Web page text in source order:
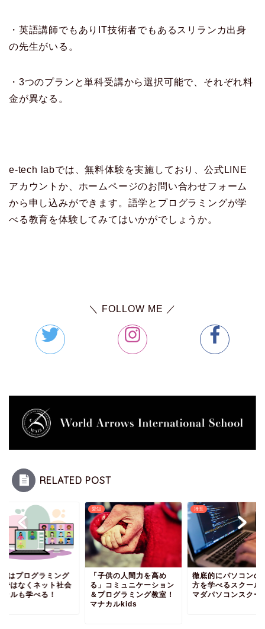
・英語講師でもありIT技術者でもあるスリランカ出身
の先生がいる。
・3つのプランと単科受講から選択可能で、それぞれ料
金が異なる。
e-tech labでは、無料体験を実施しており、公式LINE
アカウントか、ホームページのお問い合わせフォーム
から申し込みができます。語学とプログラミングが学
べる教育を体験してみてはいかがでしょうか。
＼ FOLLOW ME ／
RELATED POST
はプログラミング
ではなくネット社会
ラルも学べる！
愛知
「子供の人間力を高め
る」コミュニケーション
＆プログラミング教室！
マナカルkids
埼玉
徹底的にパソコンの
方を学べるスクール
マダパソコンスクー